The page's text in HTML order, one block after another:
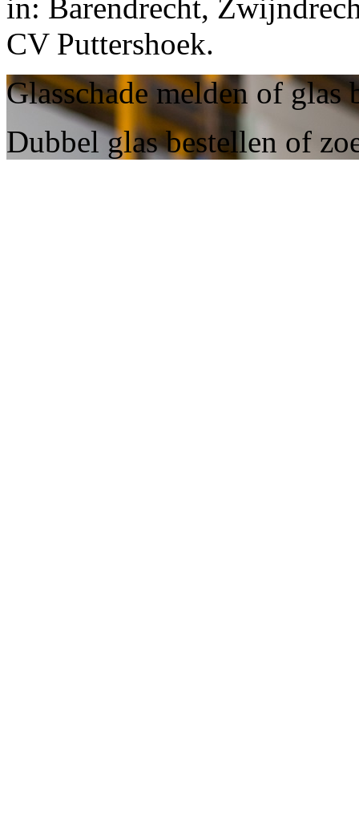
in: Barendrecht,
CV Puttershoek.
Glasschade melden of glas
Dubbel glas bestellen of